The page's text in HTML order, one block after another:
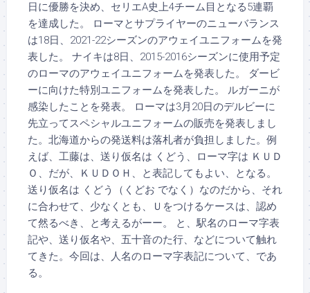
日に優勝を決め、セリエA史上4チーム目となる5連覇
を達成した。 ローマとサプライヤーのニューバランス
は18日、2021-22シーズンのアウェイユニフォームを発
表した。 ナイキは8日、2015-2016シーズンに使用予定
のローマのアウェイユニフォームを発表した。 ダービ
ーに向けた特別ユニフォームを発表した。 ルガーニが
感染したことを発表。 ローマは3月20日のデルビーに
先立ってスペシャルユニフォームの販売を発表しまし
た。北海道からの発送料は落札者が負担しました。例
えば、工藤は、送り仮名は くどう、ローマ字は ＫＵＤ
Ｏ、だが、ＫＵＤＯＨ、と表記してもよい、となる。
送り仮名は くどう（くどお でなく）なのだから、それ
に合わせて、少なくとも、Ｕをつけるケースは、認め
て然るべき、と考えるがーー。 と、駅名のローマ字表
記や、送り仮名や、五十音のた行、などについて触れ
てきた。今回は、人名のローマ字表記について、であ
る。